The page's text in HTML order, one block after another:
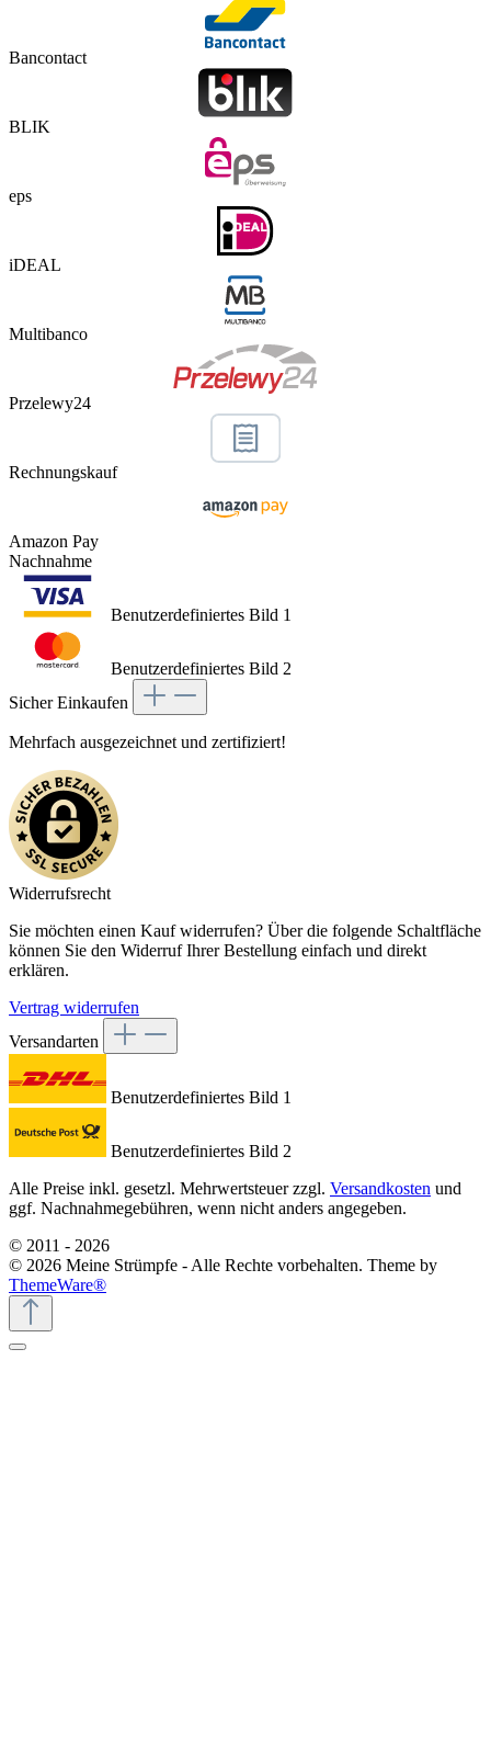
Bancontact
BLIK
eps
iDEAL
Multibanco
Przelewy24
Rechnungskauf
Amazon Pay
Nachnahme
Benutzerdefiniertes Bild 1
Benutzerdefiniertes Bild 2
Sicher Einkaufen
Mehrfach ausgezeichnet und zertifiziert!
Widerrufsrecht
Sie möchten einen Kauf widerrufen? Über die folgende Schaltfläche
können Sie den Widerruf Ihrer Bestellung einfach und direkt
erklären.
Vertrag widerrufen
Versandarten
Benutzerdefiniertes Bild 1
Benutzerdefiniertes Bild 2
Alle Preise inkl. gesetzl. Mehrwertsteuer zzgl. Versandkosten und
ggf. Nachnahmegebühren, wenn nicht anders angegeben.
© 2011 - 2026
© 2026 Meine Strümpfe - Alle Rechte vorbehalten. Theme by
ThemeWare®